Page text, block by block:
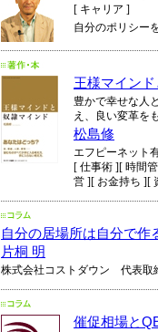
[ キャリア ]
自分のポリシー
王様マイン
豊かで幸せな人
え、良い変革を
松島修
エフピーネット
[ 仕事術 ][ 時間
営 ][ お金持ち ][
自分の居場所は自分で作
片桐 明
株式会社コストダウン 代表取
催促相場と